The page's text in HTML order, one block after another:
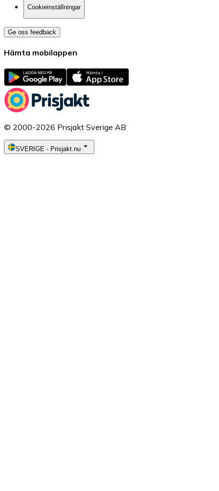
Cookieinställningar
Ge oss feedback
Hämta mobilappen
© 2000-2026 Prisjakt Sverige AB
SVERIGE - Prisjakt.nu